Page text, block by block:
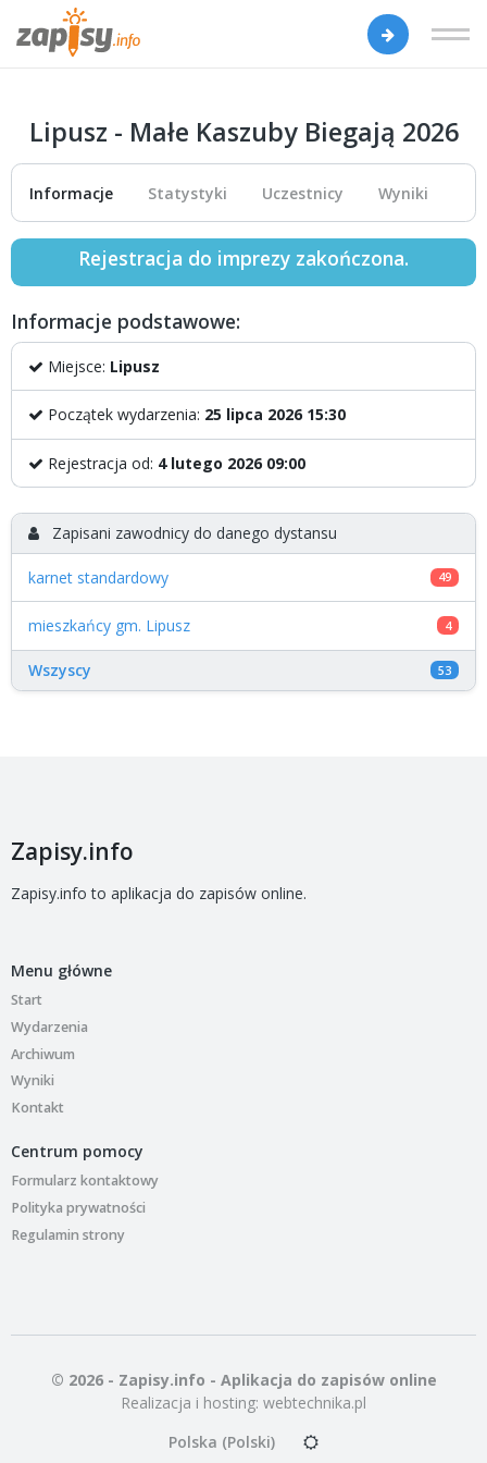
Lipusz - Małe Kaszuby Biegają 2026
Informacje Statystyki Uczestnicy Wyniki
Rejestracja do imprezy zakończona.
Informacje podstawowe:
Miejsce: Lipusz
Początek wydarzenia: 25 lipca 2026 15:30
Rejestracja od: 4 lutego 2026 09:00
Zapisani zawodnicy do danego dystansu
karnet standardowy 49
mieszkańcy gm. Lipusz 4
Wszyscy 53
Zapisy.info
Zapisy.info to aplikacja do zapisów online.
Menu główne
Start
Wydarzenia
Archiwum
Wyniki
Kontakt
Centrum pomocy
Formularz kontaktowy
Polityka prywatności
Regulamin strony
© 2026 - Zapisy.info - Aplikacja do zapisów online
Realizacja i hosting: webtechnika.pl
Polska (Polski)